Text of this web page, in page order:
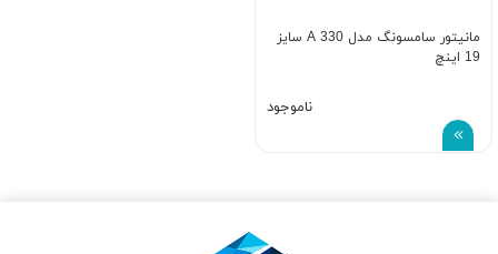
مانیتور سامسونگ مدل A 330 سایز
19 اینچ
ناموجود